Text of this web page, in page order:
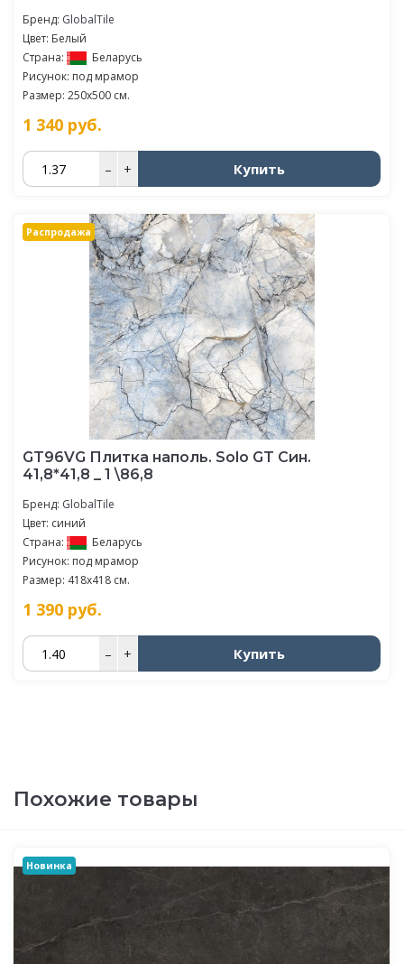
Бренд: GlobalTile
Цвет: Белый
Страна:
Беларусь
Рисунок: под мрамор
Размер: 250x500 см.
1 340 руб.
– + Купить
Распродажа
GT96VG Плитка наполь. Solo GT Син.
41,8*41,8 _ 1 \86,8
Бренд: GlobalTile
Цвет: синий
Страна:
Беларусь
Рисунок: под мрамор
Размер: 418x418 см.
1 390 руб.
– + Купить
Похожие товары
Новинка